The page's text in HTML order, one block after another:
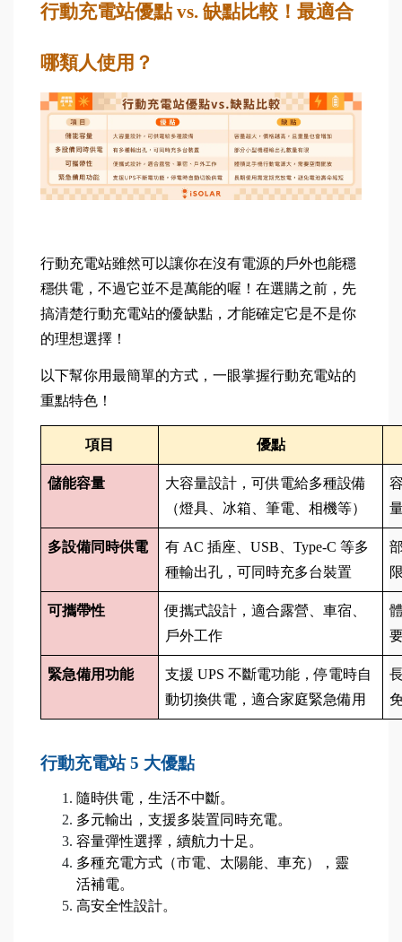
行動充電站優點 vs. 缺點比較！最適合
哪類人使用？
行動充電站雖然可以讓你在沒有電源的戶外也能穩
穩供電，不過它並不是萬能的喔！在選購之前，先
搞清楚行動充電站的優缺點，才能確定它是不是你
的理想選擇！
以下幫你用最簡單的方式，一眼掌握行動充電站的
重點特色！
項目 優點
儲能容量
大容量設計，可供電給多種設備
（燈具、冰箱、筆電、相機等）
多設備同時供電
有 AC 插座、USB、Type-C 等多
種輸出孔，可同時充多台裝置
可攜帶性
便攜式設計，適合露營、車宿、
戶外工作
緊急備用功能
支援 UPS 不斷電功能，停電時自
動切換供電，適合家庭緊急備用
行動充電站 5 大優點
隨時供電，生活不中斷。
多元輸出，支援多裝置同時充電。
容量彈性選擇，續航力十足。
多種充電方式（市電、太陽能、車充），靈
活補電。
高安全性設計。